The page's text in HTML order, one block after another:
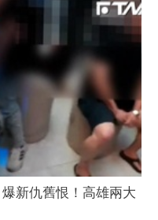
新仇舊恨！高雄兩大